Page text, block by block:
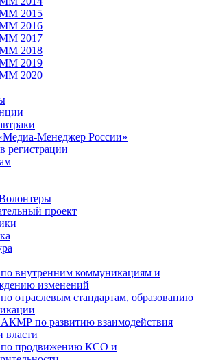
2015
2016
2017
2018
2019
2020
Менеджер России»
регистрации
проект
внутренним коммуникациям и
изменений
отраслевым стандартам, образованию
по развитию взаимодействия
власти
по продвижению КСО и